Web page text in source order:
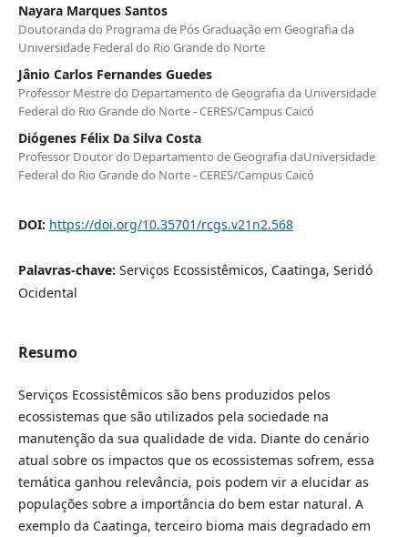
Nayara Marques Santos
Doutoranda do Programa de Pós Graduação em Geografia da
Universidade Federal do Rio Grande do Norte
Jânio Carlos Fernandes Guedes
Professor Mestre do Departamento de Geografia da Universidade
Federal do Rio Grande do Norte - CERES/Campus Caicó
Diógenes Félix Da Silva Costa
Professor Doutor do Departamento de Geografia daUniversidade
Federal do Rio Grande do Norte - CERES/Campus Caicó
DOI: https://doi.org/10.35701/rcgs.v21n2.568
Palavras-chave: Serviços Ecossistêmicos, Caatinga, Seridó
Ocidental
Resumo
Serviços Ecossistêmicos são bens produzidos pelos
ecossistemas que são utilizados pela sociedade na
manutenção da sua qualidade de vida. Diante do cenário
atual sobre os impactos que os ecossistemas sofrem, essa
temática ganhou relevância, pois podem vir a elucidar as
populações sobre a importância do bem estar natural. A
exemplo da Caatinga, terceiro bioma mais degradado em